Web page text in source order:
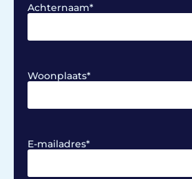
Achternaam*
Woonplaats*
E-mailadres*